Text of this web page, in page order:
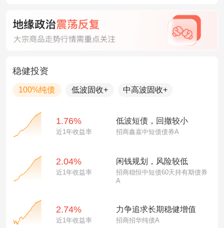
稳健投资
100%纯债 低波固收+ 中高波固收+
1.76%
近1年收益率
低波短债，回撤较小
招商鑫嘉中短债债券A
2.04%
近1年收益率
闲钱规划，风险较低
招商稳恒中短债60天持有期债券
A
2.74%
近1年收益率
力争追求长期稳健增值
招商招华纯债A